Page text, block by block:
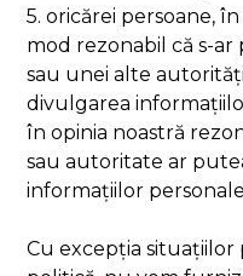
5. oricărei persoane,
mod rezonabil că s-
sau unei alte
divulgarea
în opinia noastră
sau autoritate ar
informațiilor
Cu excepția situațiilor